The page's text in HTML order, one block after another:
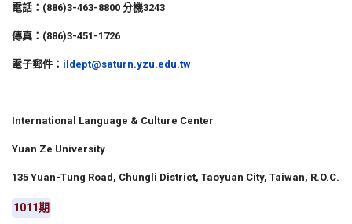
電話：(886)3-463-8800 分機3243
傳真：(886)3-451-1726
電子郵件： ildept@saturn.yzu.edu.tw
International Language & Culture Center
Yuan Ze University
135 Yuan-Tung Road, Chungli District, Taoyuan City, Taiwan, R.O.C.
1011期